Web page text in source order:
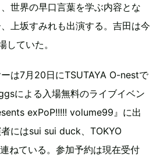
世界の早口言葉を学ぶ内容とな
上坂すみれも出演する。吉田は今
ていた。
は7月20日にTSUTAYA O-nestで
による入場無料のライブイベン
exPoP!!!!! volume99』に出
にはsui sui duck、TOKYO
ねている。参加予約は現在受付